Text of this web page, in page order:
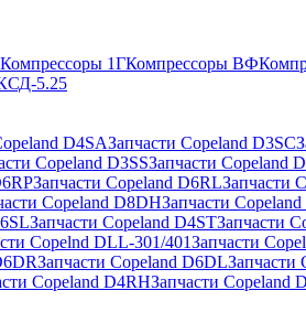
Компрессоры 1ГКомпрессоры ВФ
5.25
D4SAЗапчасти Copeland D3SC
Copeland D3SSЗапчасти Copeland
Запчасти Copeland D6RLЗапчасти
Copeland D8DHЗапчасти
Запчасти Copeland D4STЗапчасти
Copelnd DLL-301/401Запчасти
Запчасти Copeland D6DLЗапчасти
Copeland D4RHЗапчасти Copeland